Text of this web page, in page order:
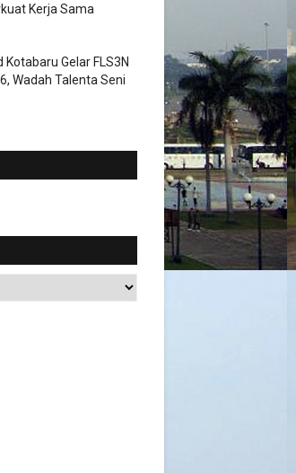
Kerja Sama
Kotabaru Gelar FLS3N
Wadah Talenta Seni